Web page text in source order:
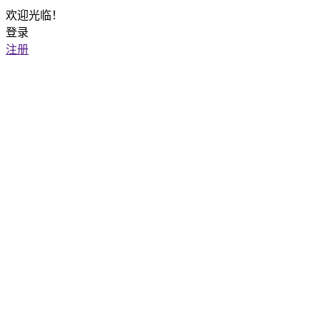
欢迎光临！
登录
注册